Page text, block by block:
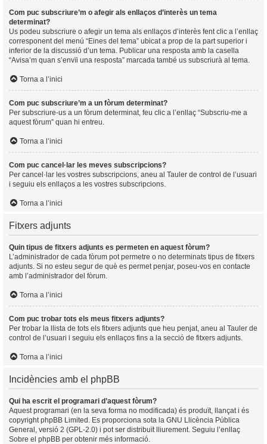
Com puc subscriure’m o afegir als enllaços d’interès un tema
determinat?
Us podeu subscriure o afegir un tema als enllaços d’interès fent clic a l’enllaç
corresponent del menú “Eines del tema” ubicat a prop de la part superior i
inferior de la discussió d’un tema. Publicar una resposta amb la casella
“Avisa’m quan s’envïi una resposta” marcada també us subscriurà al tema.
Torna a l’inici
Com puc subscriure’m a un fòrum determinat?
Per subscriure-us a un fòrum determinat, feu clic a l’enllaç “Subscriu-me a
aquest fòrum” quan hi entreu.
Torna a l’inici
Com puc cancel·lar les meves subscripcions?
Per cancel·lar les vostres subscripcions, aneu al Tauler de control de l’usuari
i seguiu els enllaços a les vostres subscripcions.
Torna a l’inici
Fitxers adjunts
Quin tipus de fitxers adjunts es permeten en aquest fòrum?
L’administrador de cada fòrum pot permetre o no determinats tipus de fitxers
adjunts. Si no esteu segur de què es permet penjar, poseu-vos en contacte
amb l’administrador del fòrum.
Torna a l’inici
Com puc trobar tots els meus fitxers adjunts?
Per trobar la llista de tots els fitxers adjunts que heu penjat, aneu al Tauler de
control de l’usuari i seguiu els enllaços fins a la secció de fitxers adjunts.
Torna a l’inici
Incidències amb el phpBB
Qui ha escrit el programari d’aquest fòrum?
Aquest programari (en la seva forma no modificada) és produït, llançat i és
copyright phpBB Limited . Es proporciona sota la GNU Llicència Pública
General, versió 2 (GPL-2.0) i pot ser distribuït lliurement. Seguiu l’enllaç
Sobre el phpBB per obtenir més informació.